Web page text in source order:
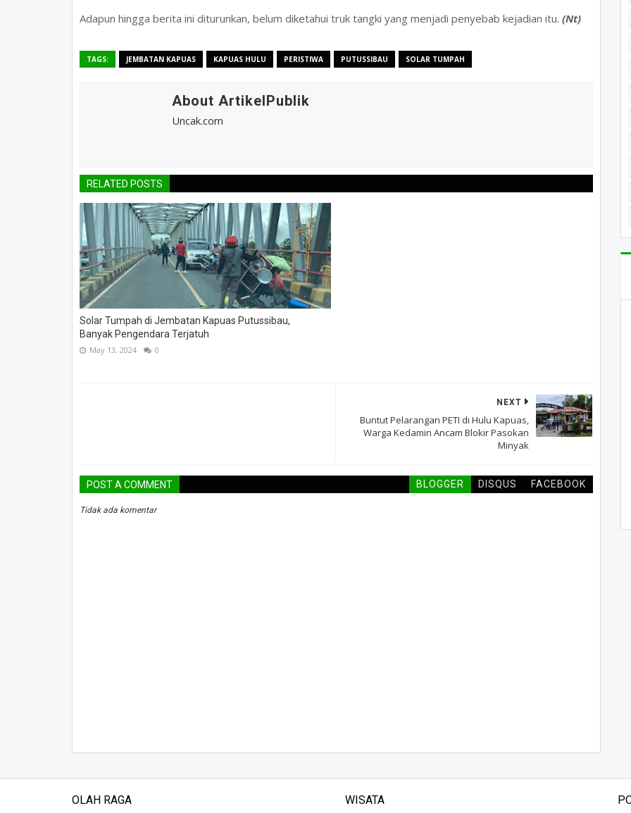
Adapun hingga berita ini diturunkan, belum diketahui truk tangki yang menjadi penyebab kejadian itu. (Nt)
TAGS: JEMBATAN KAPUAS KAPUAS HULU PERISTIWA PUTUSSIBAU SOLAR TUMPAH
About ArtikelPublik
Uncak.com
RELATED POSTS
Solar Tumpah di Jembatan Kapuas Putussibau,
Banyak Pengendara Terjatuh
May 13, 2024 0
NEXT
Buntut Pelarangan PETI di Hulu Kapuas,
Warga Kedamin Ancam Blokir Pasokan
Minyak
POST A COMMENT BLOGGER DISQUS FACEBOOK
Tidak ada komentar
OLAH RAGA WISATA